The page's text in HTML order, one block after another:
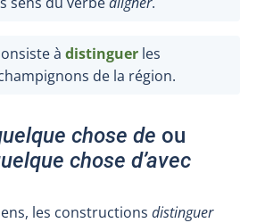
à distinguer les
de la région.
chose de ou
chose d’avec
les constructions distinguer